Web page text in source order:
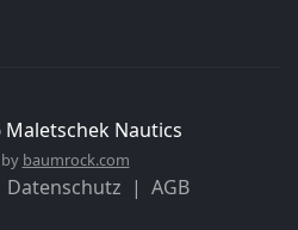
Maletschek Nautics
baumrock.com
Datenschutz AGB